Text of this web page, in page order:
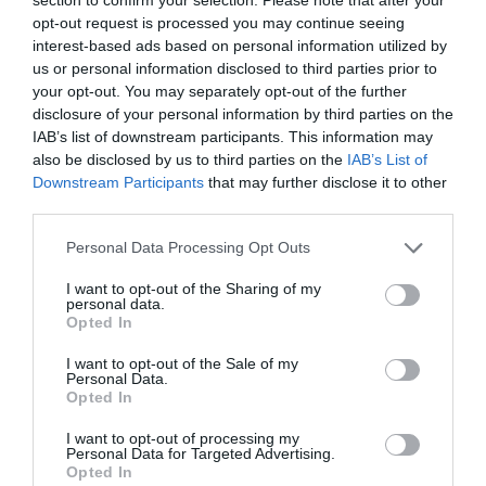
opt-out request is processed you may continue seeing
interest-based ads based on personal information utilized by
us or personal information disclosed to third parties prior to
your opt-out. You may separately opt-out of the further
disclosure of your personal information by third parties on the
IAB’s list of downstream participants. This information may
also be disclosed by us to third parties on the IAB’s List of
Downstream Participants that may further disclose it to other
Please note that this website/app uses one or more Google
not limited to your visit or usage behaviour. You may click to
grant or deny consent to Google and its third-party tags to
use your data for below specified purposes in below Google
consent section.
Personal Data Processing Opt Outs
I want to opt-out of the Sharing of my
personal data.
Opted In
I want to opt-out of the Sale of my
Personal Data.
Opted In
I want to opt-out of processing my
Personal Data for Targeted Advertising.
Opted In
haszon jogosulatlan pénzpiaci tevékenység